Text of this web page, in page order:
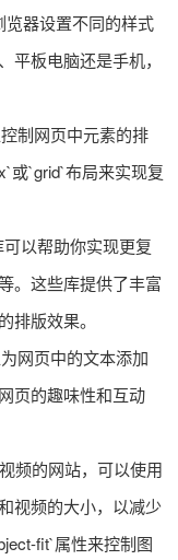
器设置不同的样式
板电脑还是手机，
制网页中元素的排
或`grid`布局来实现复
以帮助你实现更复
。这些库提供了丰富
排版效果。
网页中的文本添加
页的趣味性和互动
频的网站，可以使用
视频的大小，以减少
fit`属性来控制图